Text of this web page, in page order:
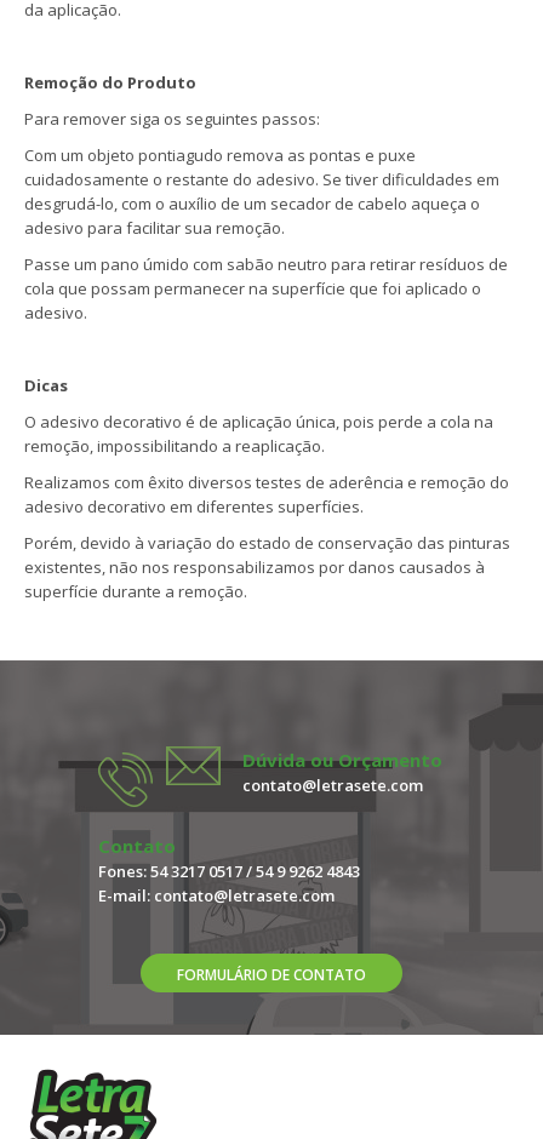
da aplicação.
Remoção do Produto
Para remover siga os seguintes passos:
Com um objeto pontiagudo remova as pontas e puxe
cuidadosamente o restante do adesivo. Se tiver dificuldades em
desgrudá-lo, com o auxílio de um secador de cabelo aqueça o
adesivo para facilitar sua remoção.
Passe um pano úmido com sabão neutro para retirar resíduos de
cola que possam permanecer na superfície que foi aplicado o
adesivo.
Dicas
O adesivo decorativo é de aplicação única, pois perde a cola na
remoção, impossibilitando a reaplicação.
Realizamos com êxito diversos testes de aderência e remoção do
adesivo decorativo em diferentes superfícies.
Porém, devido à variação do estado de conservação das pinturas
existentes, não nos responsabilizamos por danos causados à
superfície durante a remoção.
Dúvida ou Orçamento
contato@letrasete.com
Contato
Fones: 54 3217 0517 / 54 9 9262 4843
E-mail: contato@letrasete.com
FORMULÁRIO DE CONTATO